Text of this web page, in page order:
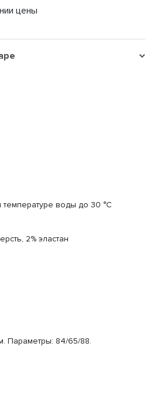
цены
температуре воды до 30 °C
2% эластан
Параметры: 84/65/88.